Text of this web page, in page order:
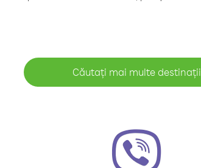
Căutați mai multe destinații